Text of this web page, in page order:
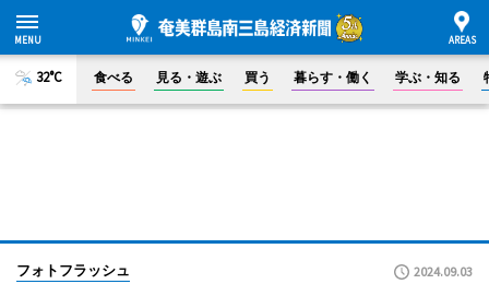
32°C 食べる 見る・遊ぶ 買う 暮らす・働く 学ぶ・知る
フォトフラッシュ 2024.09.03